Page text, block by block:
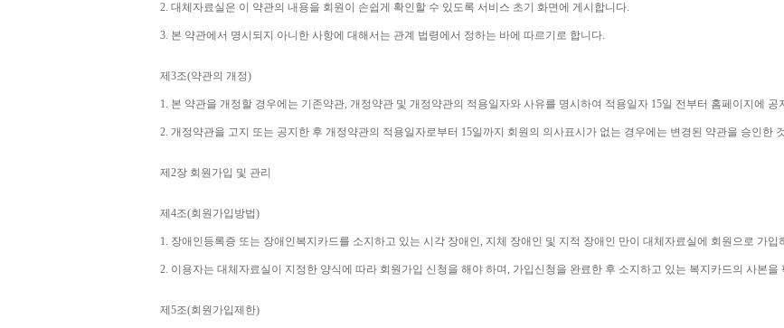
2. 대체자료실은 이 약관의 내용을 회원이 손쉽게 확인할 수 있도록 서비스 초기 화면에 게시합니다.
3. 본 약관에서 명시되지 아니한 사항에 대해서는 관계 법령에서 정하는 바에 따르기로 합니다.
제 3조(약관의 개정)
1. 본 약관을 개정할 경우에는 기존약관, 개정약관 및 개정약관의 적용일자와 사유를 명시하여 적용일자 15일 전부터 홈페이지에 공
2. 개정약관을 고지 또는 공지한 후 개정약관의 적용일자로부터 15일까지 회원의 의사표시가 없는 경우에는 변경된 약관을 승인한
제 2장 회원가입 및 관리
제 4조(회원가입방법)
1. 장애인등록증 또는 장애인복지카드를 소지하고 있는 시각 장애인, 지체 장애인 및 지적 장애인 만이 대체자료실에 회원으로 가
2. 이용자는 대체자료실이 지정한 양식에 따라 회원가입 신청을 해야 하며, 가입신청을 완료한 후 소지하고 있는 복지카드의 사본을
제 5조(회원가입제한)